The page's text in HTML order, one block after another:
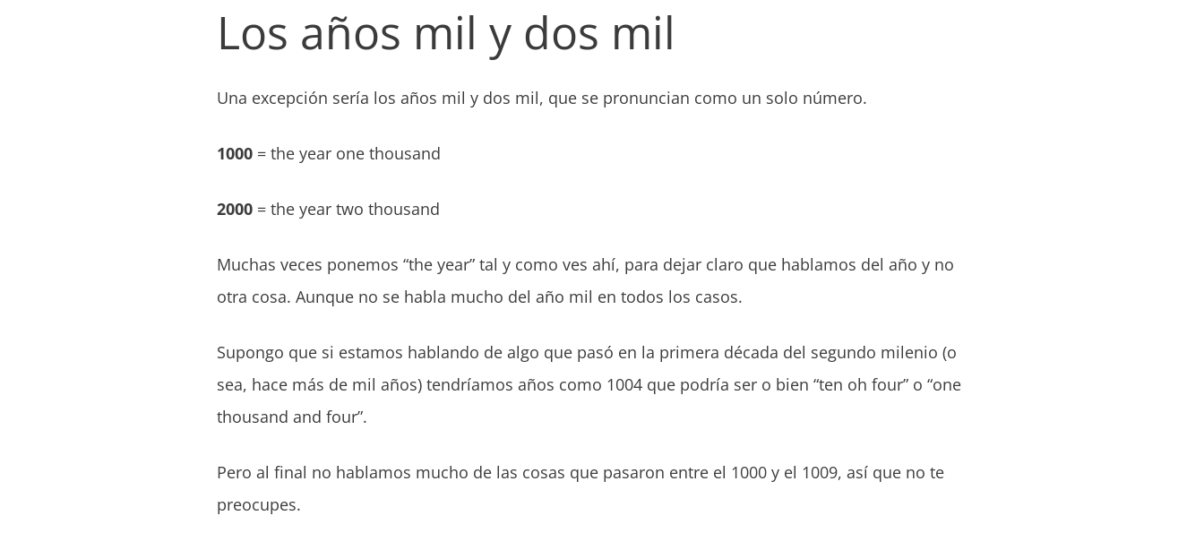
Los años mil y dos mil
Una excepción sería los años mil y dos mil, que se pronuncian como un solo número.
1000 = the year one thousand
2000 = the year two thousand
Muchas veces ponemos “the year” tal y como ves ahí, para dejar claro que hablamos del año y no
otra cosa. Aunque no se habla mucho del año mil en todos los casos.
Supongo que si estamos hablando de algo que pasó en la primera década del segundo milenio (o
sea, hace más de mil años) tendríamos años como 1004 que podría ser o bien “ten oh four” o “one
thousand and four”.
Pero al final no hablamos mucho de las cosas que pasaron entre el 1000 y el 1009, así que no te
preocupes.